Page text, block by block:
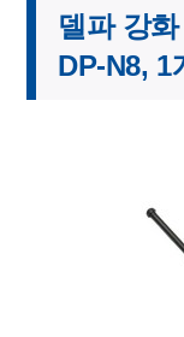
델파 강
DP-N8, 1